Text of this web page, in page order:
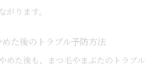
がります。
た後のトラブル予防方法
めた後も、まつ毛やまぶたのトラブル